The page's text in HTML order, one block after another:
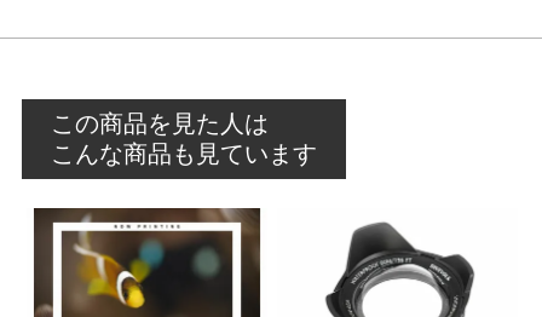
この商品を見た人は
こんな商品も見ています